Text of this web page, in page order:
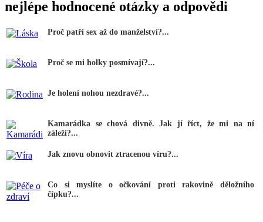
nejlépe hodnocené otázky a odpovědi
Proč patří sex až do manželství?...
Proč se mi holky posmívají?...
Je holení nohou nezdravé?...
Kamarádka se chová divně. Jak jí říct, že mi na ní
záleží?...
Jak znovu obnovit ztracenou víru?...
Co si myslíte o očkování proti rakovině děložního
čípku?...